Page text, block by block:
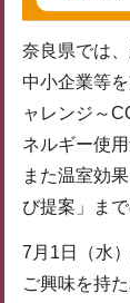
奈良県では
中小企業等
ャレンジ～
ネルギー使
また温室効
び提案」ま
7月1日（水
ご興味を持